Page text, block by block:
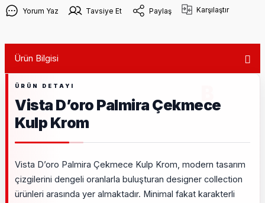
Yorum Yaz Tavsiye Et Paylaş Karşılaştır
Ürün Bilgisi
Vista D’oro Palmira Çekmece
Kulp Krom
Vista D’oro Palmira Çekmece Kulp Krom, modern tasarım
çizgilerini dengeli oranlarla buluşturan designer collection
ürünleri arasında yer almaktadır. Minimal fakat karakterli